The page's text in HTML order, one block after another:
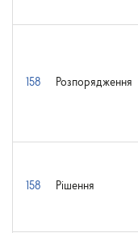
158 Розпорядження
158 Рішення